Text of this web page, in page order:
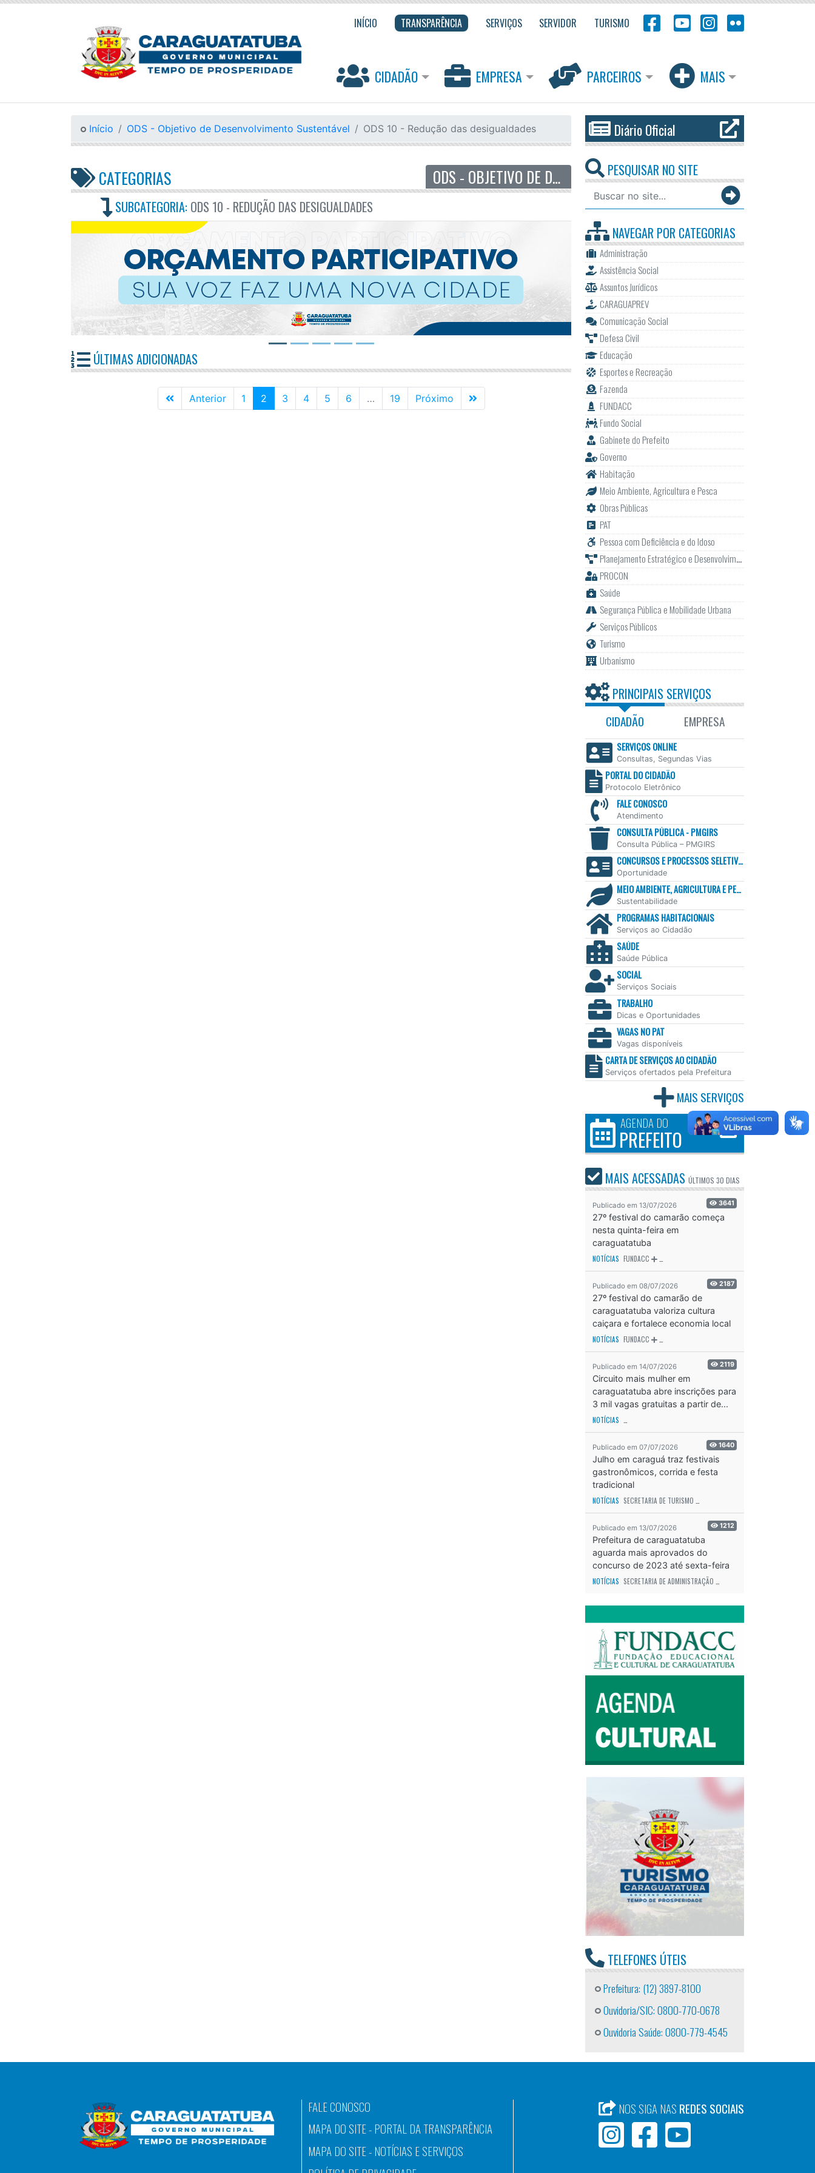
INÍCIO TRANSPARÊNCIA SERVIÇOS SERVIDOR TURISMO
CIDADÃO EMPRESA PARCEIROS MAIS
Início ODS - Objetivo de Desenvolvimento Sustentável ODS 10 - Redução das desigualdades
CATEGORIAS ODS - OBJETIVO DE DESENVOLVIMENTO SUSTENTÁVEL
SUBCATEGORIA: ODS 10 - REDUÇÃO DAS DESIGUALDADES
ÚLTIMAS ADICIONADAS
Primeira
Anterior 1 2(current)
3 4 5 6 … 19 Próximo Última
Diário Oficial
PESQUISAR NO SITE
NAVEGAR PORCATEGORIAS
Administração
Assistência Social
Assuntos Jurídicos
CARAGUAPREV
Comunicação Social
Defesa Civil
Educação
Esportes e Recreação
Fazenda
FUNDACC
Fundo Social
Gabinete do Prefeito
Governo
Habitação
Meio Ambiente, Agricultura e Pesca
Obras Públicas
PAT
Pessoa com Deficiência e do Idoso
Planejamento Estratégico e Desenvolvimento
PROCON
Saúde
Segurança Pública e Mobilidade Urbana
Serviços Públicos
Turismo
Urbanismo
PRINCIPAIS SERVIÇOS
CIDADÃO EMPRESA
SERVIÇOS ONLINE
Consultas, Segundas Vias
PORTAL DO CIDADÃO
Protocolo Eletrônico
FALE CONOSCO
Atendimento
CONSULTA PÚBLICA - PMGIRS
Consulta Pública – PMGIRS
CONCURSOS E PROCESSOS SELETIVOS
Oportunidade
MEIO AMBIENTE, AGRICULTURA E PESCA
Sustentabilidade
PROGRAMAS HABITACIONAIS
Serviços ao Cidadão
SAÚDE
Saúde Pública
SOCIAL
Serviços Sociais
TRABALHO
Dicas e Oportunidades
VAGAS NO PAT
Vagas disponíveis
CARTA DE SERVIÇOS AO CIDADÃO
Serviços ofertados pela Prefeitura
MAIS SERVIÇOS
AGENDA DO
PREFEITO
MAIS ACESSADAS ÚLTIMOS 30 DIAS
Publicado em 13/07/2026 3641
27º festival do camarão começa
nesta quinta-feira em
caraguatatuba
NOTÍCIAS FUNDACC
Publicado em 08/07/2026 2187
27º festival do camarão de
caraguatatuba valoriza cultura
caiçara e fortalece economia local
NOTÍCIAS FUNDACC
Publicado em 14/07/2026 2119
Circuito mais mulher em
caraguatatuba abre inscrições para
3 mil vagas gratuitas a partir de...
NOTÍCIAS
Publicado em 07/07/2026 1640
Julho em caraguá traz festivais
gastronômicos, corrida e festa
tradicional
NOTÍCIAS SECRETARIA DE TURISMO
Publicado em 13/07/2026 1212
Prefeitura de caraguatatuba
aguarda mais aprovados do
concurso de 2023 até sexta-feira
(17)
NOTÍCIAS SECRETARIA DE ADMINISTRAÇÃO
TELEFONES ÚTEIS
Prefeitura: (12) 3897-8100
Ouvidoria/SIC: 0800-770-0678
Ouvidoria Saúde: 0800-779-4545
FALE CONOSCO
MAPA DO SITE - PORTAL DA TRANSPARÊNCIA
MAPA DO SITE - NOTÍCIAS E SERVIÇOS
NOS SIGA NAS REDES SOCIAIS